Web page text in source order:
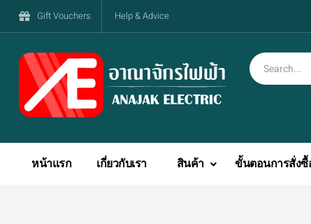
Gift Vouchers Help & Advice
หน้าแรก เกี่ยวกับเรา สินค้า ขั้นตอนการสั่งซื้